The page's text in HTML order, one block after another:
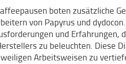
boten zusätzliche
von Papyrus und
und Erfahrungen,
zu beleuchten. Diese
Arbeitsweisen zu